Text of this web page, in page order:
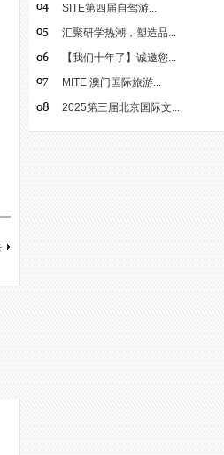
SITE第四届自驾游...
汇聚研学热潮，塑造品...
【我们十年了】诚邀您...
MITE 澳门国际旅游...
2025第三届北京国际文...